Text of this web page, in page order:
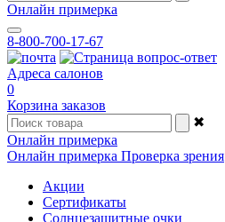
Онлайн примерка
8-800-700-17-67
Адреса салонов
0
Корзина заказов
✖
Онлайн примерка
Онлайн примерка Проверка зрения
Акции
Сертификаты
Солнцезащитные очки